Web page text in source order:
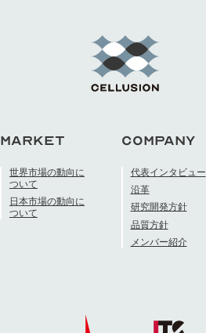
MARKET
世界市場の動向に
ついて
日本市場の動向に
ついて
COMPANY
代表インタビュー
沿革
研究開発方針
品質方針
メンバー紹介